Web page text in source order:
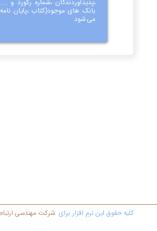
،پدیدآوردندگان ،شماره رکورد
بانک های موجود(کتاب ،پایان
می شود
کليه حقوق اين نرم افزار برای شرکت مهندسي